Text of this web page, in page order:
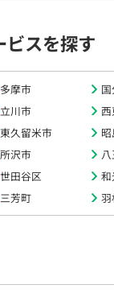
ビスを探す
多摩市
立川市
東久留米市
所沢市
世田谷区
三芳町